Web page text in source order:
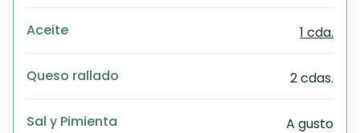
Aceite 1 cda.
Queso rallado 2 cdas.
Sal y Pimienta A gusto